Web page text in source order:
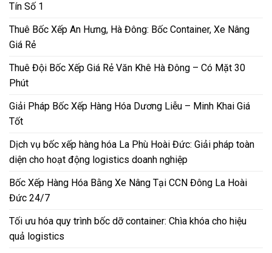
Tín Số 1
Thuê Bốc Xếp An Hưng, Hà Đông: Bốc Container, Xe Nâng
Giá Rẻ
Thuê Đội Bốc Xếp Giá Rẻ Văn Khê Hà Đông – Có Mặt 30
Phút
Giải Pháp Bốc Xếp Hàng Hóa Dương Liễu – Minh Khai Giá
Tốt
Dịch vụ bốc xếp hàng hóa La Phù Hoài Đức: Giải pháp toàn
diện cho hoạt động logistics doanh nghiệp
Bốc Xếp Hàng Hóa Bằng Xe Nâng Tại CCN Đông La Hoài
Đức 24/7
Tối ưu hóa quy trình bốc dỡ container: Chìa khóa cho hiệu
quả logistics